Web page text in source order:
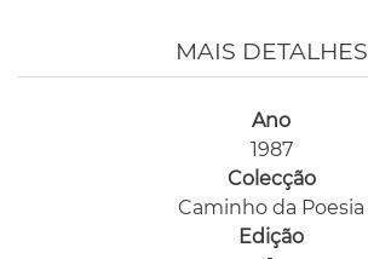
MAIS DETALHES
Ano
1987
Colecção
Caminho da Poesia
Edição